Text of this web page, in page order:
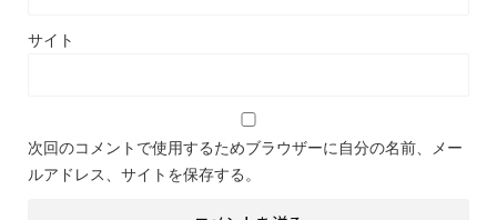
サイト
次回のコメントで使用するためブラウザーに自分の名前、メー
ルアドレス、サイトを保存する。